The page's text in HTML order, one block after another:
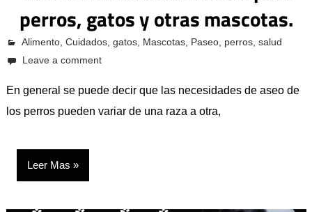
perros, gatos y otras mascotas.
octubre 12, 2023
Pcvkk
Alimento, Cuidados, gatos, Mascotas, Paseo, perros, salud
Leave a comment
En general se puede decir que las necesidades de aseo de
los perros pueden variar de una raza a otra,
Leer Mas